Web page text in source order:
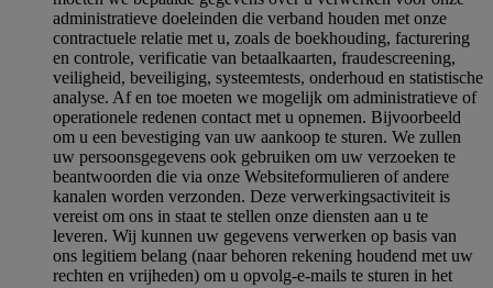
administratieve doeleinden die verband houden met onze
contractuele relatie met u, zoals de boekhouding, facturering
en controle, verificatie van betaalkaarten, fraudescreening,
veiligheid, beveiliging, systeemtests, onderhoud en statistische
analyse. Af en toe moeten we mogelijk om administratieve of
operationele redenen contact met u opnemen. Bijvoorbeeld
om u een bevestiging van uw aankoop te sturen. We zullen
uw persoonsgegevens ook gebruiken om uw verzoeken te
beantwoorden die via onze Websiteformulieren of andere
kanalen worden verzonden. Deze verwerkingsactiviteit is
vereist om ons in staat te stellen onze diensten aan u te
leveren. Wij kunnen uw gegevens verwerken op basis van
ons legitiem belang (naar behoren rekening houdend met uw
rechten en vrijheden) om u opvolg-e-mails te sturen in het